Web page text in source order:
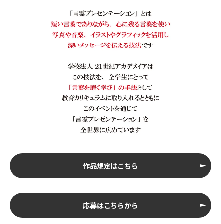
作品規定はこちら
応募はこちらから